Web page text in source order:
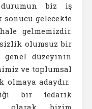
biz iş
sonucu gelecekte
gelmemizdir.
olumsuz bir
genel düzeyinin
ve toplumsal
olmaya adaydır.
bir tedarik